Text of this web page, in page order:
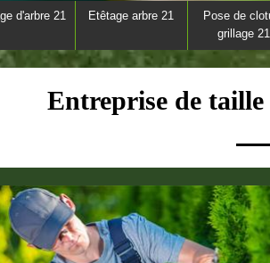
d'arbre 21 Etêtage arbre 21
Pose de
grillage 21
Entreprise de taille